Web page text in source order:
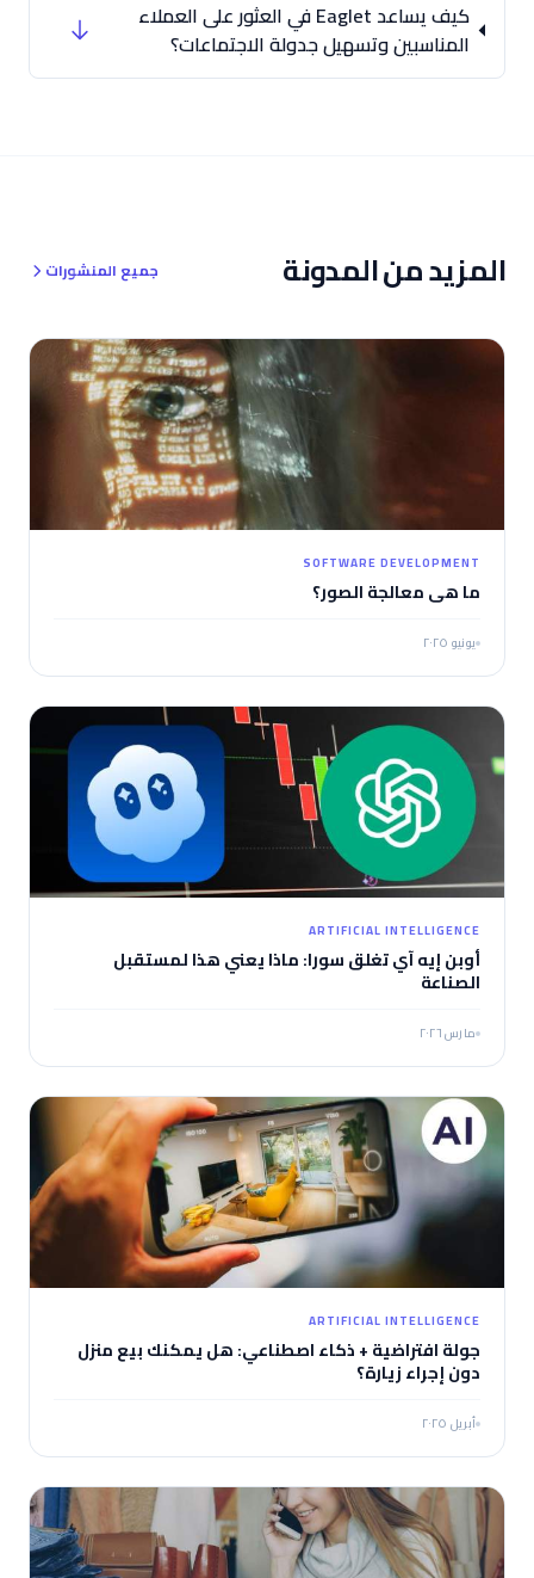
كيف يساعد Eaglet في العثور على العملاء
المناسبين وتسهيل جدولة الاجتماعات؟
المزيد من المدونة جميع المنشورات
SOFTWARE DEVELOPMENT
ما هي معالجة الصور؟
يونيو ٢٠٢٥
ARTIFICIAL INTELLIGENCE
أوبن إيه آي تغلق سورا: ماذا يعني هذا لمستقبل
الصناعة
مارس ٢٠٢٦
ARTIFICIAL INTELLIGENCE
جولة افتراضية + ذكاء اصطناعي: هل يمكنك بيع منزل
دون إجراء زيارة؟
أبريل ٢٠٢٥